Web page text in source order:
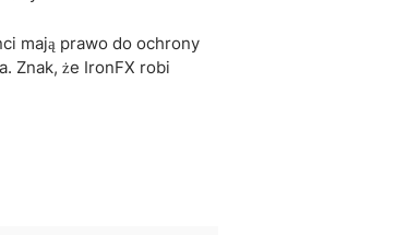
mają prawo do ochrony
Znak, że IronFX robi